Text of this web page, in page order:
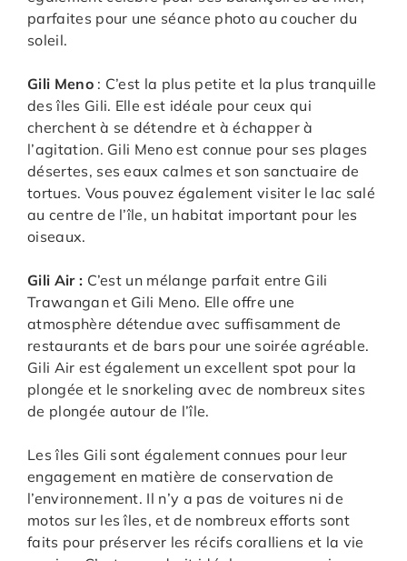
parfaites pour une séance photo au coucher du
soleil.
Gili Meno : C’est la plus petite et la plus tranquille
des îles Gili. Elle est idéale pour ceux qui
cherchent à se détendre et à échapper à
l’agitation. Gili Meno est connue pour ses plages
désertes, ses eaux calmes et son sanctuaire de
tortues. Vous pouvez également visiter le lac salé
au centre de l’île, un habitat important pour les
oiseaux.
Gili Air : C’est un mélange parfait entre Gili
Trawangan et Gili Meno. Elle offre une
atmosphère détendue avec suffisamment de
restaurants et de bars pour une soirée agréable.
Gili Air est également un excellent spot pour la
plongée et le snorkeling avec de nombreux sites
de plongée autour de l’île.
Les îles Gili sont également connues pour leur
engagement en matière de conservation de
l’environnement. Il n’y a pas de voitures ni de
motos sur les îles, et de nombreux efforts sont
faits pour préserver les récifs coralliens et la vie